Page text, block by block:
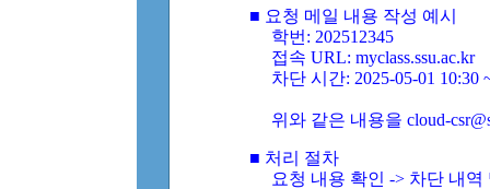
■ 요청 메일 내용 작성 예시
학번: 202512345
접속 URL: myclass.ssu.ac.kr
차단 시간: 2025-05-01 10:30
위와 같은 내용을 cloud-
■ 처리 절차
요청 내용 확인 -> 차단 내